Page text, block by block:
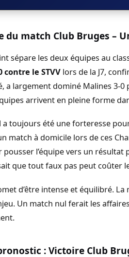
du match Club Bruges –
sépare les deux équipes au
contre le STVV lors de la J7,
a largement dominé Malines 3-
arrivent en pleine forme
a toujours été une forteresse
match à domicile lors de ces
l’équipe vers un résultat
que tout faux pas peut coûter
d’être intense et équilibré.
Un match nul ferait les
: Victoire Club